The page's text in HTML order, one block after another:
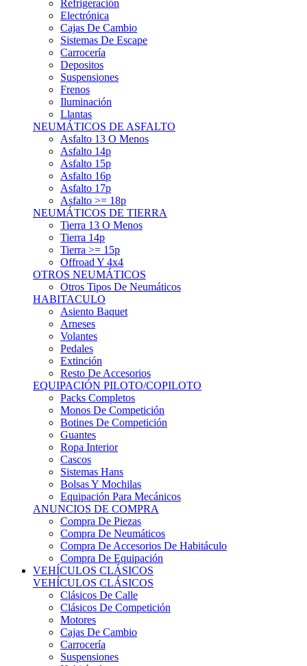
Cajas De Cambio
Sistemas De Escape
Carrocería
Depositos
Suspensiones
Frenos
Iluminación
Llantas
NEUMÁTICOS DE ASFALTO
Asfalto 13 O Menos
Asfalto 14p
Asfalto 15p
Asfalto 16p
Asfalto 17p
Asfalto >= 18p
NEUMÁTICOS DE TIERRA
Tierra 13 O Menos
Tierra 14p
Tierra >= 15p
Offroad Y 4x4
OTROS NEUMÁTICOS
Otros Tipos De Neumáticos
HABITACULO
Asiento Baquet
Arneses
Volantes
Pedales
Extinción
Resto De Accesorios
EQUIPACIÓN PILOTO/COPILOTO
Packs Completos
Monos De Competición
Botines De Competición
Guantes
Ropa Interior
Cascos
Sistemas Hans
Bolsas Y Mochilas
Equipación Para Mecánicos
ANUNCIOS DE COMPRA
Compra De Piezas
Compra De Neumáticos
Compra De Accesorios De Habitáculo
Compra De Equipación
VEHÍCULOS CLÁSICOS
VEHÍCULOS CLÁSICOS
Clásicos De Calle
Clásicos De Competición
Motores
Cajas De Cambio
Carrocería
Suspensiones
Habitáculo